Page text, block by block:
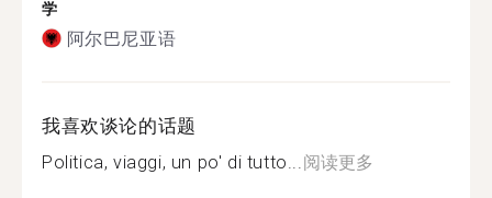
学
阿尔巴尼亚语
我喜欢谈论的话题
Politica, viaggi, un po' di tutto... 阅读更多